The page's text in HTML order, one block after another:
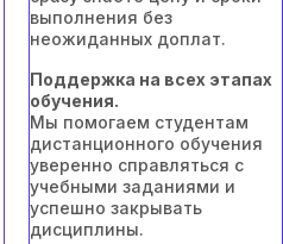
выполнения без
неожиданных доплат.
Поддержка на всех этапах
обучения.
Мы помогаем студентам
дистанционного обучения
уверенно справляться с
учебными заданиями и
успешно закрывать
дисциплины.